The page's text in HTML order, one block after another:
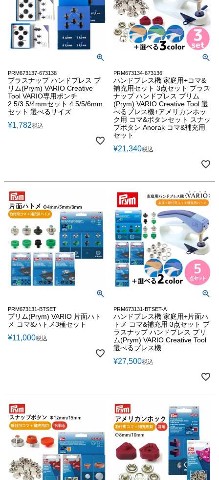
PRM673137-673138
プラスナップ ハンドプレス プ
リム(Prym) VARIO Creative
Tool VARIO専用ポンチ
2.5/3.5/4mmセット 4.5/5/6mm
セット 選べるサイズ
¥1,782税込
PRM673134-673136
ハンドプレス機 家庭用+コマ&
補充用セット 3点セット プラス
ナップ ハンドプレス プリム
(Prym) VARIO Creative Tool 選
べるプレス機+アメリカンホッ
ク用 コマ&ボタンセット スナッ
プボタン Anorak コマ&補充用
セット
¥21,340税込
PRM673131-BTSET
プリム(Prym) VARIO 片面ハト
メ コマ&ハトメ3種セット
¥11,000税込
PRM673131-BTSET-A
ハンドプレス機 家庭用+片面ハ
トメ コマ&補充用 3点セット プ
ラスナップ ハンドプレス プリ
ム(Prym) VARIO Creative Tool
選べるプレス機
¥27,500税込